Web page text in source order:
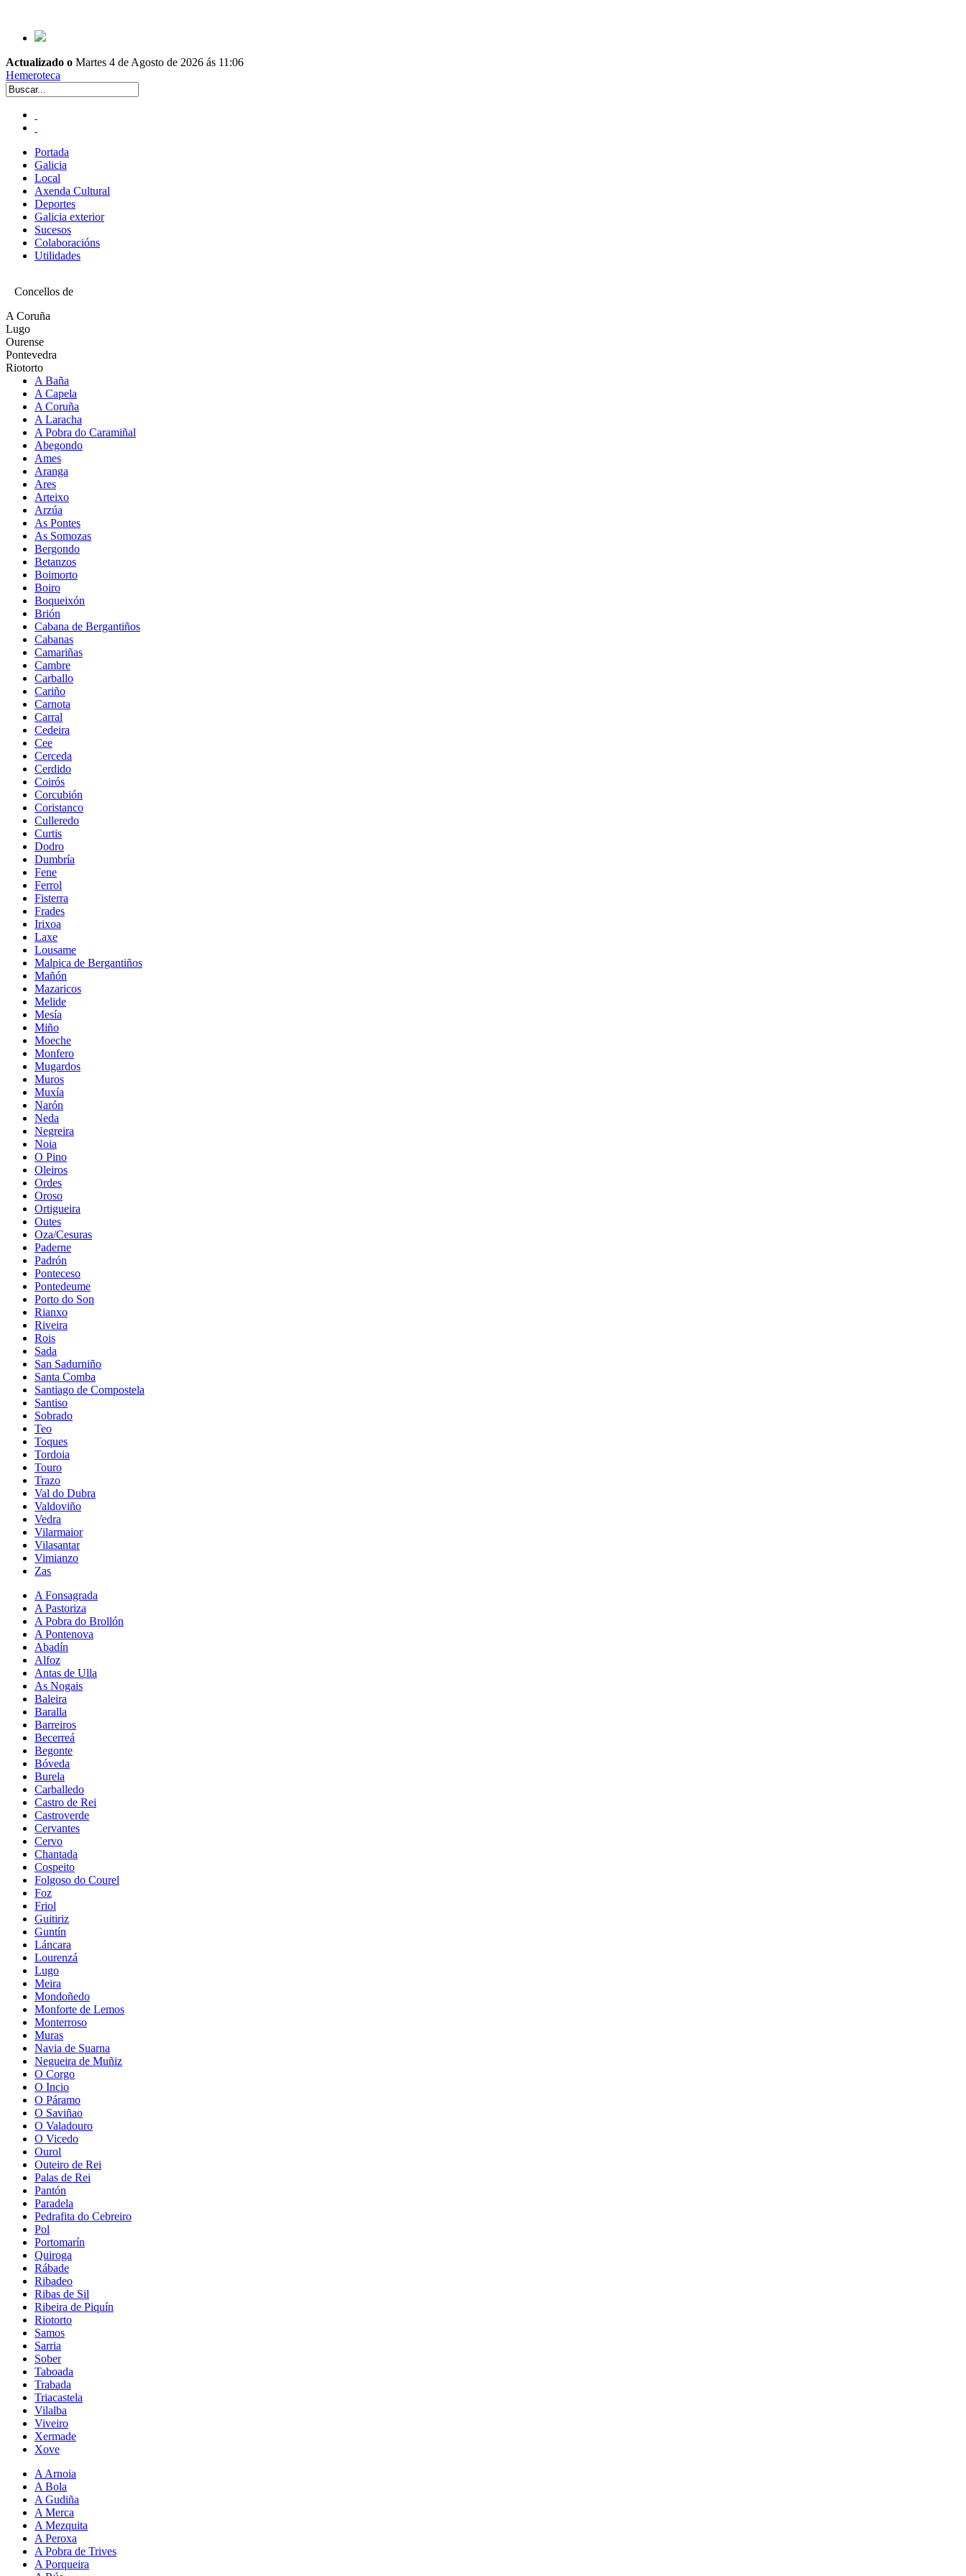
Actualizado o Martes 4 de Agosto de 2026 ás 11:06
Hemeroteca
Portada
Galicia
Local
Axenda Cultural
Deportes
Galicia exterior
Sucesos
Colaboracións
Utilidades
Concellos de
A Coruña
Lugo
Ourense
Pontevedra
Riotorto
A Baña
A Capela
A Coruña
A Laracha
A Pobra do Caramiñal
Abegondo
Ames
Aranga
Ares
Arteixo
Arzúa
As Pontes
As Somozas
Bergondo
Betanzos
Boimorto
Boiro
Boqueixón
Brión
Cabana de Bergantiños
Cabanas
Camariñas
Cambre
Carballo
Cariño
Carnota
Carral
Cedeira
Cee
Cerceda
Cerdido
Coirós
Corcubión
Coristanco
Culleredo
Curtis
Dodro
Dumbría
Fene
Ferrol
Fisterra
Frades
Irixoa
Laxe
Lousame
Malpica de Bergantiños
Mañón
Mazaricos
Melide
Mesía
Miño
Moeche
Monfero
Mugardos
Muros
Muxía
Narón
Neda
Negreira
Noia
O Pino
Oleiros
Ordes
Oroso
Ortigueira
Outes
Oza/Cesuras
Paderne
Padrón
Ponteceso
Pontedeume
Porto do Son
Rianxo
Riveira
Rois
Sada
San Sadurniño
Santa Comba
Santiago de Compostela
Santiso
Sobrado
Teo
Toques
Tordoia
Touro
Trazo
Val do Dubra
Valdoviño
Vedra
Vilarmaior
Vilasantar
Vimianzo
Zas
A Fonsagrada
A Pastoriza
A Pobra do Brollón
A Pontenova
Abadín
Alfoz
Antas de Ulla
As Nogais
Baleira
Baralla
Barreiros
Becerreá
Begonte
Bóveda
Burela
Carballedo
Castro de Rei
Castroverde
Cervantes
Cervo
Chantada
Cospeito
Folgoso do Courel
Foz
Friol
Guitiriz
Guntín
Láncara
Lourenzá
Lugo
Meira
Mondoñedo
Monforte de Lemos
Monterroso
Muras
Navia de Suarna
Negueira de Muñiz
O Corgo
O Incio
O Páramo
O Saviñao
O Valadouro
O Vicedo
Ourol
Outeiro de Rei
Palas de Rei
Pantón
Paradela
Pedrafita do Cebreiro
Pol
Portomarín
Quiroga
Rábade
Ribadeo
Ribas de Sil
Ribeira de Piquín
Riotorto
Samos
Sarria
Sober
Taboada
Trabada
Triacastela
Vilalba
Viveiro
Xermade
Xove
A Arnoia
A Bola
A Gudiña
A Merca
A Mezquita
A Peroxa
A Pobra de Trives
A Porqueira